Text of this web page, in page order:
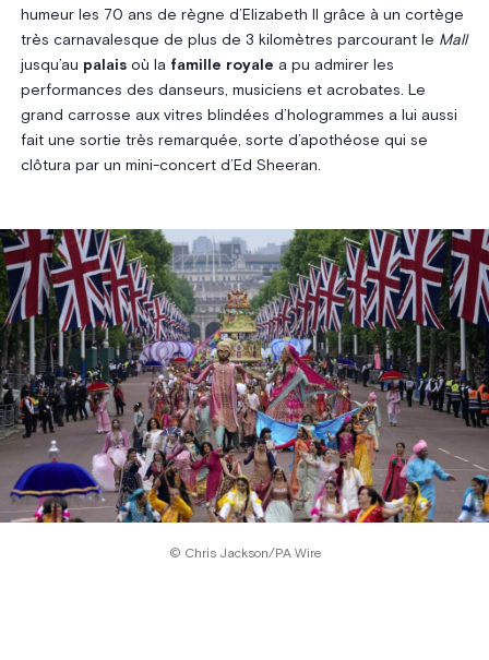
humeur les 70 ans de règne d’Elizabeth II grâce à un cortège
très carnavalesque de plus de 3 kilomètres parcourant le Mall
jusqu’au palaisoù la famille royale a pu admirer les
performances des danseurs, musiciens et acrobates. Le
grand carrosse aux vitres blindées d’hologrammes a lui aussi
fait une sortie très remarquée, sorte d’apothéose qui se
clôtura par un mini-concert d’Ed Sheeran.
© Chris Jackson/PA Wire